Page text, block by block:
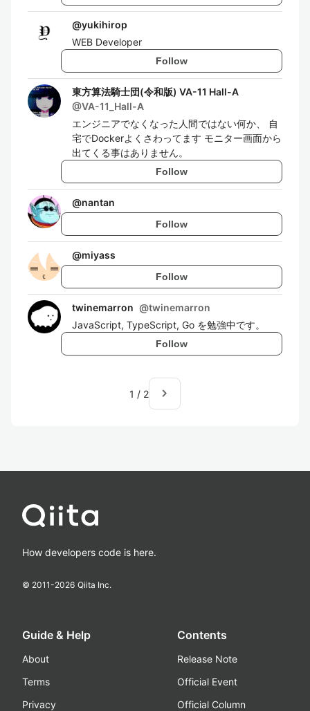
@yukihirop
WEB Developer
Follow
東方算法騎士団(令和版) VA-11 Hall-A
@VA-11_Hall-A
エンジニアでなくなった人間ではない何か、 自
宅でDockerよくさわってます モニター画面から
出てくる事はありません。
Follow
@nantan
Follow
@miyass
Follow
twinemarron @twinemarron
JavaScript, TypeScript, Go を勉強中です。
Follow
1 / 2 navigate_next
How developers code is here.
© 2011-2026 Qiita Inc.
Guide & Help
About
Terms
Privacy
Contents
Release Note
Official Event
Official Column